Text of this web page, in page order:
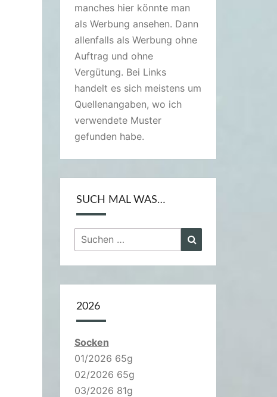
manches hier könnte man
als Werbung ansehen. Dann
allenfalls als Werbung ohne
Auftrag und ohne
Vergütung. Bei Links
handelt es sich meistens um
Quellenangaben, wo ich
verwendete Muster
gefunden habe.
SUCH MAL WAS…
Suchen
nach:
2026
Socken
01/2026 65g
02/2026 65g
03/2026 81g